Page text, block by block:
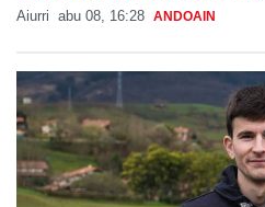
Aiurri abu 08, 16:28 ANDOAIN